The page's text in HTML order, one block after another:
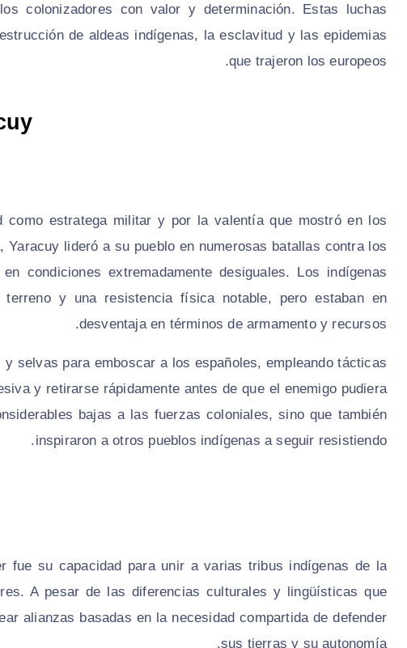
colonizadores con valor y determinación. Estas luchas
de aldeas indígenas, la esclavitud y las epidemias
que trajeron los europeos.
como estratega militar y por la valentía que mostró en los
lideró a su pueblo en numerosas batallas contra los
condiciones extremadamente desiguales. Los indígenas
y una resistencia física notable, pero estaban en
desventaja en términos de armamento y recursos.
selvas para emboscar a los españoles, empleando tácticas
y retirarse rápidamente antes de que el enemigo pudiera
bajas a las fuerzas coloniales, sino que también
inspiraron a otros pueblos indígenas a seguir resistiendo.
fue su capacidad para unir a varias tribus indígenas de la
A pesar de las diferencias culturales y lingüísticas que
alianzas basadas en la necesidad compartida de defender
sus tierras y su autonomía.